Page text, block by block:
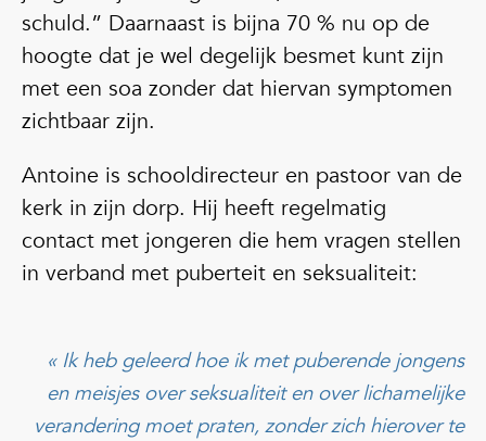
schuld.” Daarnaast is bijna 70 % nu op de
hoogte dat je wel degelijk besmet kunt zijn
met een soa zonder dat hiervan symptomen
zichtbaar zijn.
Antoine is schooldirecteur en pastoor van de
kerk in zijn dorp. Hij heeft regelmatig
contact met jongeren die hem vragen stellen
in verband met puberteit en seksualiteit:
« Ik heb geleerd hoe ik met puberende jongens
en meisjes over seksualiteit en over lichamelijke
verandering moet praten, zonder zich hierover te